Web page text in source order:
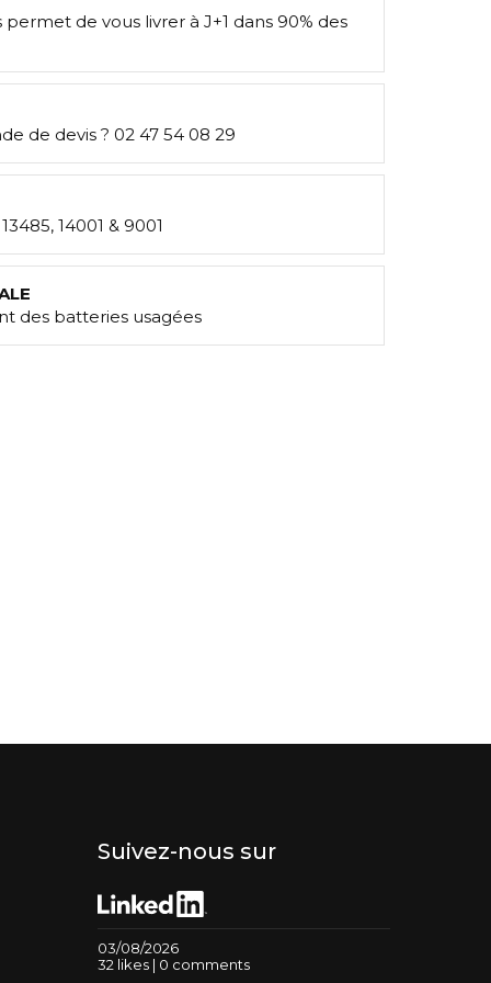
de vous livrer à J+1 dans 90% des
de devis ? 02 47 54 08 29
14001 & 9001
des batteries usagées
Suivez-nous sur
03/08/2026
32 likes | 0 comments